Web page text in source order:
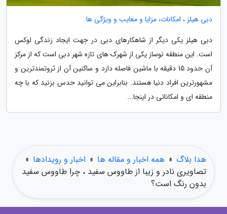
دبی هیلز ، امکانات، مزایا و معایب و ویژگی ها
دبی هیلز یکی دیگر از شاهکارهای دبی در جهت ایجاد زندگی لوکس
است. این منطقه نوساز یکی از شهرک های تازه شهر دبی است که از مرکز
آن حدود 15 دقیقه با ماشین فاصله دارد و ساکنین آن از ثروتمندترین و
مشهورترین افراد دنیا هستند. بنابراین می توانید حدس بزنید که با چه
منطقه ای و امکاناتی در اینجا...
هدا بلاگ » همه اخبار و مقاله ها » اخبار و رویدادها »
تصاویری نادر و زیبا از طاووس سفید ، چرا طاووس سفید
بدون رنگ است؟